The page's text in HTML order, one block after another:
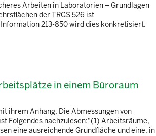
Arbeiten in Laboratorien – Grundlagen
der TRGS 526 ist
213-850 wird dies konkretisiert.
in einem Büroraum
ihrem Anhang. Die Abmessungen von
Folgendes nachzulesen:"(1) Arbeitsräume,
eine ausreichende Grundfläche und eine, in